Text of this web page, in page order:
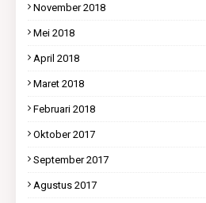
November 2018
Mei 2018
April 2018
Maret 2018
Februari 2018
Oktober 2017
September 2017
Agustus 2017